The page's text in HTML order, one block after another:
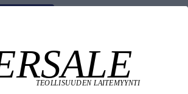
LISÄÄ OSTOSKORIIN